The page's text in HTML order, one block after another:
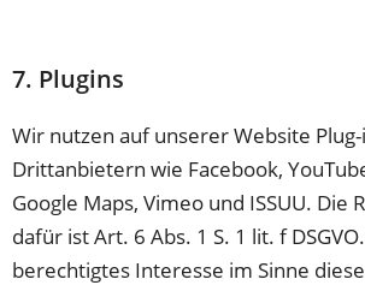
7. Plugins
Wir nutzen auf unserer Website
Drittanbietern wie Facebook,
Google Maps, Vimeo und ISSUU. Die
dafür ist Art. 6 Abs. 1 S. 1 lit. f
berechtigtes Interesse im Sinne